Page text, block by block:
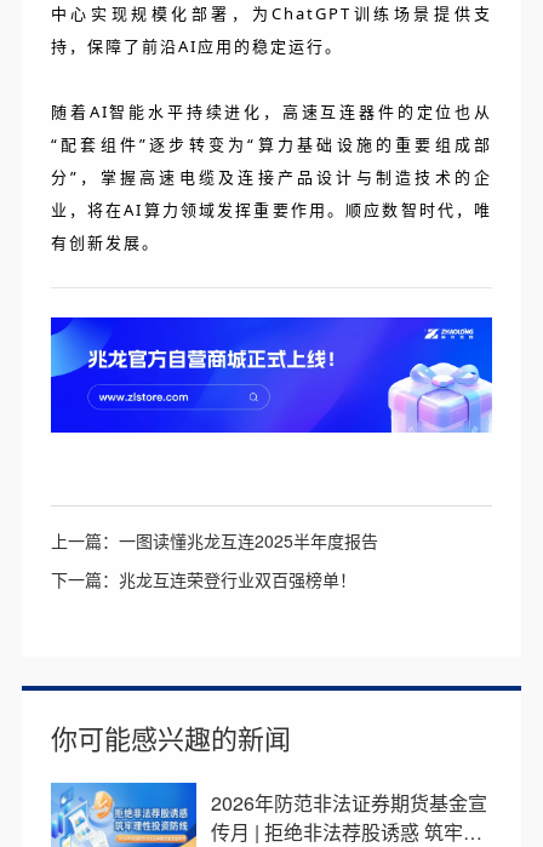
中心实现规模化部署，为ChatGPT训练场景提供支
持，保障了前沿AI应用的稳定运行。
随着AI智能水平持续进化，高速互连器件的定位也从
“配套组件”逐步转变为“算力基础设施的重要组成部
分”，掌握高速电缆及连接产品设计与制造技术的企
业，将在AI算力领域发挥重要作用。顺应数智时代，唯
有创新发展。
上一篇：一图读懂兆龙互连2025半年度报告
下一篇：兆龙互连荣登行业双百强榜单！
你可能感兴趣的新闻
2026年防范非法证券期货基金宣
传月 | 拒绝非法荐股诱惑 筑牢理